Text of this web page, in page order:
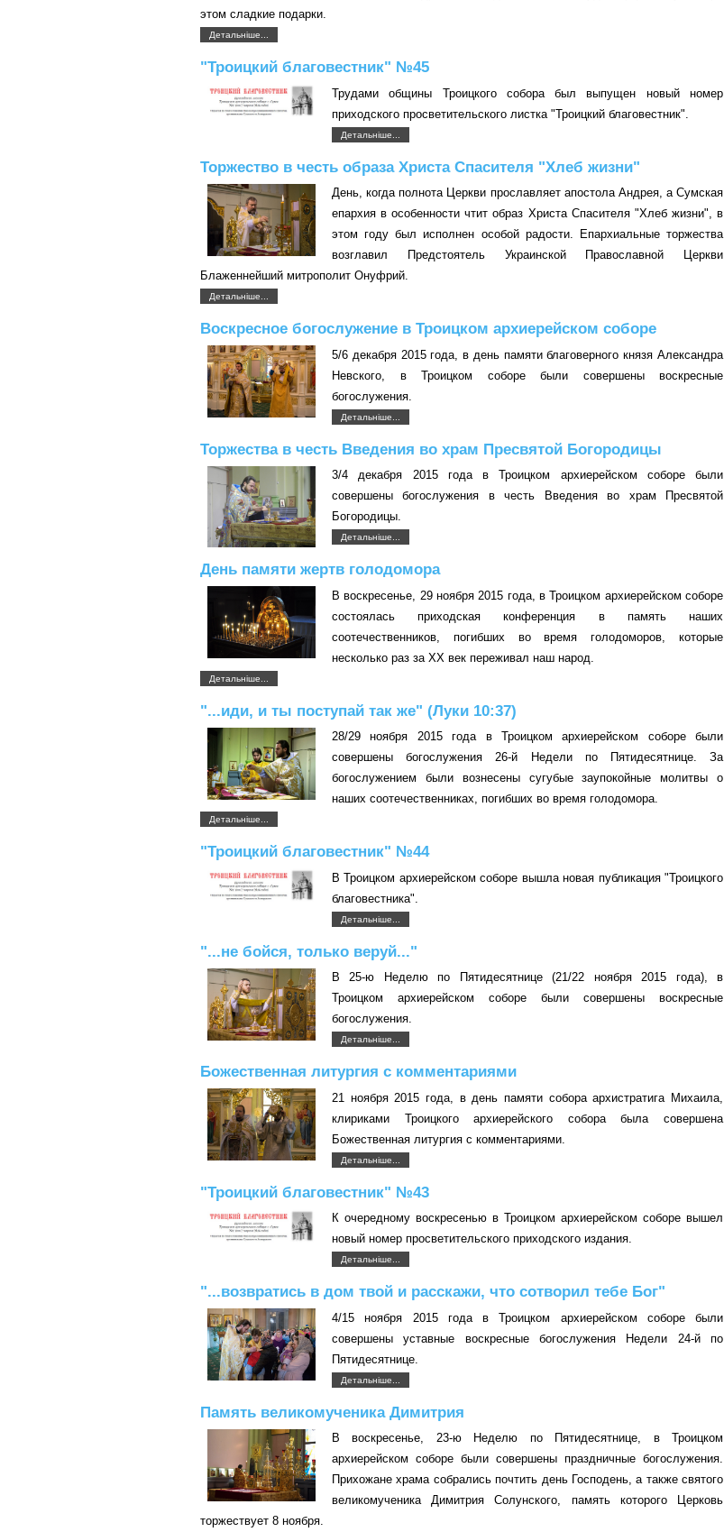
этом сладкие подарки.
Детальніше...
"Троицкий благовестник" №45
Трудами общины Троицкого собора был выпущен новый номер
приходского просветительского листка "Троицкий благовестник".
Детальніше...
Торжество в честь образа Христа Спасителя "Хлеб жизни"
День, когда полнота Церкви прославляет апостола Андрея, а Сумская
епархия в особенности чтит образ Христа Спасителя "Хлеб жизни", в
этом году был исполнен особой радости. Епархиальные торжества
возглавил Предстоятель Украинской Православной Церкви
Блаженнейший митрополит Онуфрий.
Детальніше...
Воскресное богослужение в Троицком архиерейском соборе
5/6 декабря 2015 года, в день памяти благоверного князя Александра
Невского, в Троицком соборе были совершены воскресные
богослужения.
Детальніше...
Торжества в честь Введения во храм Пресвятой Богородицы
3/4 декабря 2015 года в Троицком архиерейском соборе были
совершены богослужения в честь Введения во храм Пресвятой
Богородицы.
Детальніше...
День памяти жертв голодомора
В воскресенье, 29 ноября 2015 года, в Троицком архиерейском соборе
состоялась приходская конференция в память наших
соотечественников, погибших во время голодоморов, которые
несколько раз за ХХ век переживал наш народ.
Детальніше...
"...иди, и ты поступай так же" (Луки 10:37)
28/29 ноября 2015 года в Троицком архиерейском соборе были
совершены богослужения 26-й Недели по Пятидесятнице. За
богослужением были вознесены сугубые заупокойные молитвы о
наших соотечественниках, погибших во время голодомора.
Детальніше...
"Троицкий благовестник" №44
В Троицком архиерейском соборе вышла новая публикация "Троицкого
благовестника".
Детальніше...
"...не бойся, только веруй..."
В 25-ю Неделю по Пятидесятнице (21/22 ноября 2015 года), в
Троицком архиерейском соборе были совершены воскресные
богослужения.
Детальніше...
Божественная литургия с комментариями
21 ноября 2015 года, в день памяти собора архистратига Михаила,
клириками Троицкого архиерейского собора была совершена
Божественная литургия с комментариями.
Детальніше...
"Троицкий благовестник" №43
К очередному воскресенью в Троицком архиерейском соборе вышел
новый номер просветительского приходского издания.
Детальніше...
"...возвратись в дом твой и расскажи, что сотворил тебе Бог"
4/15 ноября 2015 года в Троицком архиерейском соборе были
совершены уставные воскресные богослужения Недели 24-й по
Пятидесятнице.
Детальніше...
Память великомученика Димитрия
В воскресенье, 23-ю Неделю по Пятидесятнице, в Троицком
архиерейском соборе были совершены праздничные богослужения.
Прихожане храма собрались почтить день Господень, а также святого
великомученика Димитрия Солунского, память которого Церковь
торжествует 8 ноября.